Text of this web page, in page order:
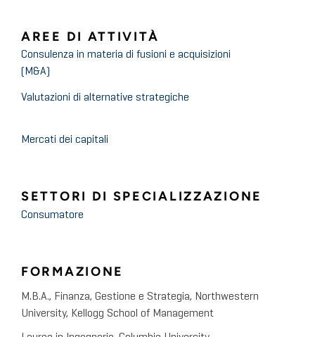
AREE DI ATTIVITÀ
Consulenza in materia di fusioni e acquisizioni
(M&A)
Valutazioni di alternative strategiche
Mercati dei capitali
SETTORI DI SPECIALIZZAZIONE
Consumatore
FORMAZIONE
M.B.A., Finanza, Gestione e Strategia, Northwestern
University, Kellogg School of Management